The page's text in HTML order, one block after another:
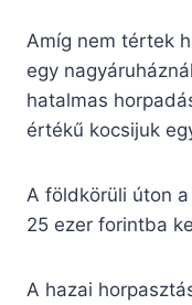
Amíg nem tértek
egy
hatalmas
értékű kocsijuk
A földkörüli úton
25 ezer forintba
A hazai